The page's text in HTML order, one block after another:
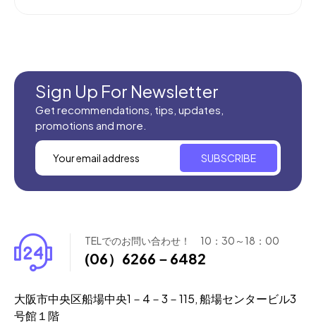
Sign Up For Newsletter
Get recommendations, tips, updates,
promotions and more.
SUBSCRIBE
TELでのお問い合わせ！ 10：30～18：00
(06）6266－6482
大阪市中央区船場中央1－4－3－115, 船場センタービル3
号館１階